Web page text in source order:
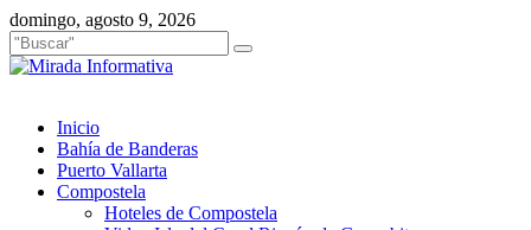
Saltar
al
contenido
domingo, agosto 9, 2026
Inicio
Bahía de Banderas
Puerto Vallarta
Compostela
Hoteles de Compostela